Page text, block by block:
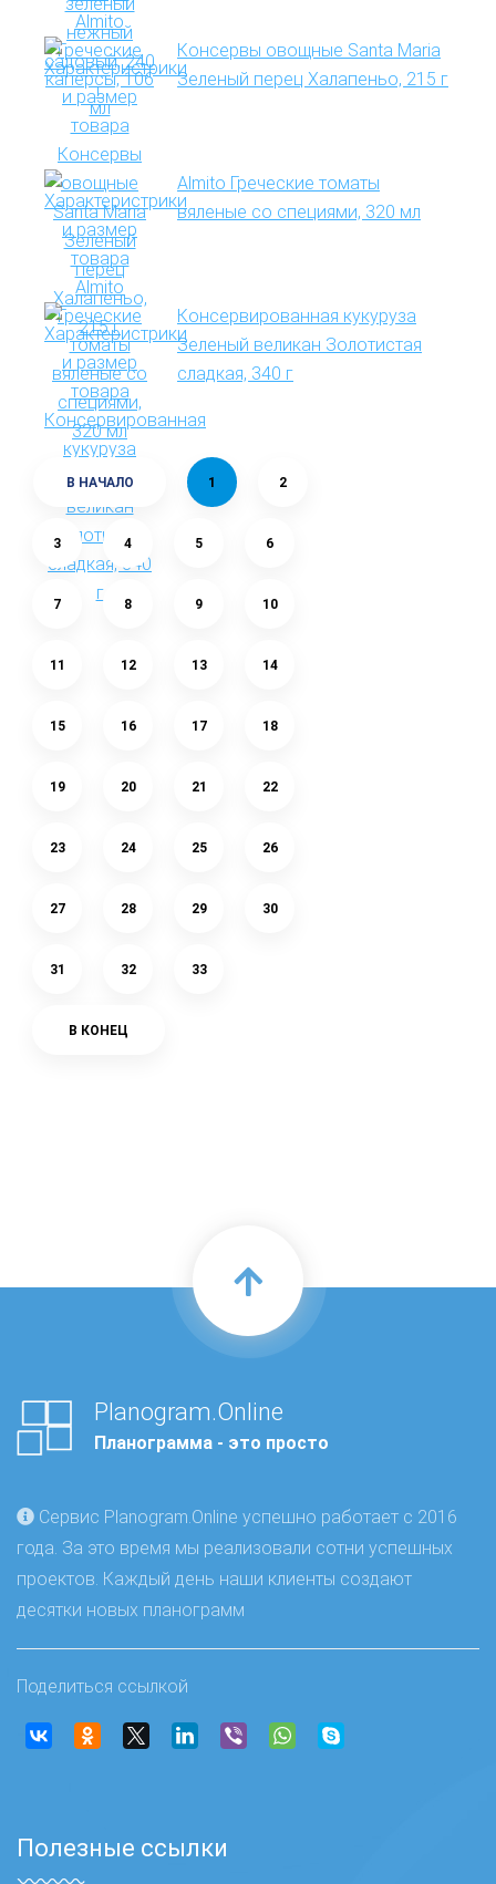
Консервы овощные Santa Maria
Зеленый перец Халапеньо, 215 г
Almito Греческие томаты
вяленые со специями, 320 мл
Консервированная кукуруза
Зеленый великан Золотистая
сладкая, 340 г
В НАЧАЛО 1 2
3 4 5 6
7 8 9 10
11 12 13 14
15 16 17 18
19 20 21 22
23 24 25 26
27 28 29 30
31 32 33
В КОНЕЦ
Planogram.Online
Планограмма - это просто
Сервис Planogram.Online успешно работает с 2016
года. За это время мы реализовали сотни успешных
проектов. Каждый день наши клиенты создают
десятки новых планограмм
Поделиться ссылкой
Полезные ссылки